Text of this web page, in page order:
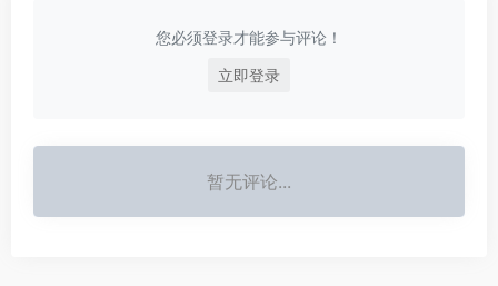
您必须登录才能参与评论！
立即登录
暂无评论...